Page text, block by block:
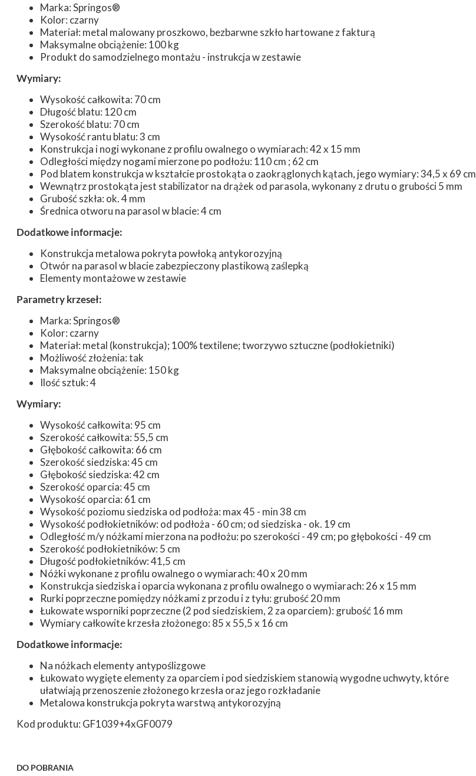
Marka: Springos®
Kolor: czarny
Materiał: metal malowany proszkowo, bezbarwne szkło hartowane z fakturą
Maksymalne obciążenie: 100 kg
Produkt do samodzielnego montażu - instrukcja w zestawie
Wymiary:
Wysokość całkowita: 70 cm
Długość blatu: 120 cm
Szerokość blatu: 70 cm
Wysokość rantu blatu: 3 cm
Konstrukcja i nogi wykonane z profilu owalnego o wymiarach: 42 x 15 mm
Odległości między nogami mierzone po podłożu: 110 cm ; 62 cm
Pod blatem konstrukcja w kształcie prostokąta o zaokrąglonych kątach, jego wymiary: 34,5 x 69 cm
Wewnątrz prostokąta jest stabilizator na drążek od parasola, wykonany z drutu o grubości 5 mm
Grubość szkła: ok. 4 mm
Średnica otworu na parasol w blacie: 4 cm
Dodatkowe informacje:
Konstrukcja metalowa pokryta powłoką antykorozyjną
Otwór na parasol w blacie zabezpieczony plastikową zaślepką
Elementy montażowe w zestawie
Parametry krzeseł:
Marka: Springos®
Kolor: czarny
Materiał: metal (konstrukcja); 100% textilene; tworzywo sztuczne (podłokietniki)
Możliwość złożenia: tak
Maksymalne obciążenie: 150 kg
Ilość sztuk: 4
Wymiary:
Wysokość całkowita: 95 cm
Szerokość całkowita: 55,5 cm
Głębokość całkowita: 66 cm
Szerokość siedziska: 45 cm
Głębokość siedziska: 42 cm
Szerokość oparcia: 45 cm
Wysokość oparcia: 61 cm
Wysokość poziomu siedziska od podłoża: max 45 - min 38 cm
Wysokość podłokietników: od podłoża - 60 cm; od siedziska - ok. 19 cm
Odległość m/y nóżkami mierzona na podłożu: po szerokości - 49 cm; po głębokości - 49 cm
Szerokość podłokietników: 5 cm
Długość podłokietników: 41,5 cm
Nóżki wykonane z profilu owalnego o wymiarach: 40 x 20 mm
Konstrukcja siedziska i oparcia wykonana z profilu owalnego o wymiarach: 26 x 15 mm
Rurki poprzeczne pomiędzy nóżkami z przodu i z tyłu: grubość 20 mm
Łukowate wsporniki poprzeczne (2 pod siedziskiem, 2 za oparciem): grubość 16 mm
Wymiary całkowite krzesła złożonego: 85 x 55,5 x 16 cm
Dodatkowe informacje:
Na nóżkach elementy antypoślizgowe
Łukowato wygięte elementy za oparciem i pod siedziskiem stanowią wygodne uchwyty, które
ułatwiają przenoszenie złożonego krzesła oraz jego rozkładanie
Metalowa konstrukcja pokryta warstwą antykorozyjną
Kod produktu: GF1039+4xGF0079
DO POBRANIA